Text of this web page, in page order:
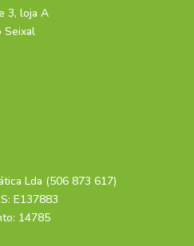
3, loja A
Seixal
Lda (506 873 617)
E137883
14785